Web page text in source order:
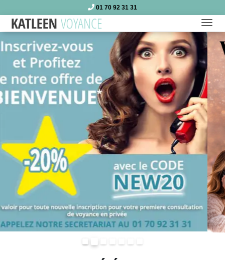
01 70 92 31 31